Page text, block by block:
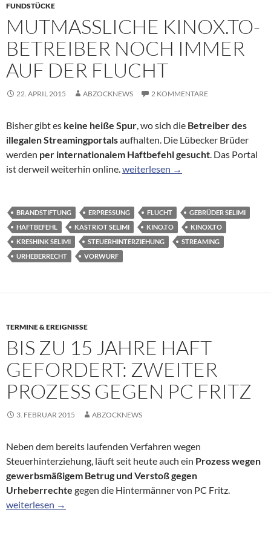
FUNDSTÜCKE
MUTMASSLICHE KINOX.TO-B
ETREIBER NOCH IMMER A
UF DER FLUCHT
22. APRIL 2015 ABZOCKNEWS 2 KOMMENTARE
Bisher gibt es keine heiße Spur, wo sich die Betreiber des
illegalen Streamingportalsaufhalten. Die Lübecker Brüder
werden per internationalem Haftbefehl gesucht. Das Portal
ist derweil weiterhin online.Mutmaßliche Kinox.to-Betreiber
weiterlesen →
BRANDSTIFTUNG ERPRESSUNG FLUCHT
GEBRÜDER SELIMI
HAFTBEFEHL
KASTRIOT SELIMI KINO.TO
KINOX.TO
KRESHINK SELIMI
STEUERHINTERZIEHUNG
STREAMING
URHEBERRECHT
VORWURF
TERMINE & EREIGNISSE
BIS ZU 15 JAHRE HAFT
GEFORDERT: ZWEITER
PROZESS GEGEN PC FRITZ
3. FEBRUAR 2015 ABZOCKNEWS
Neben dem bereits laufenden Verfahren wegen
Steuerhinterziehung, läuft seit heute auch ein Prozess wegen
gewerbsmäßigem Betrug und Verstoß gegen
Urheberrechte gegen die Hintermänner von PC Fritz.
Bis zu 15 Jahre Haft gefordert: Zweiter Prozess gegen PC Fritz
weiterlesen →